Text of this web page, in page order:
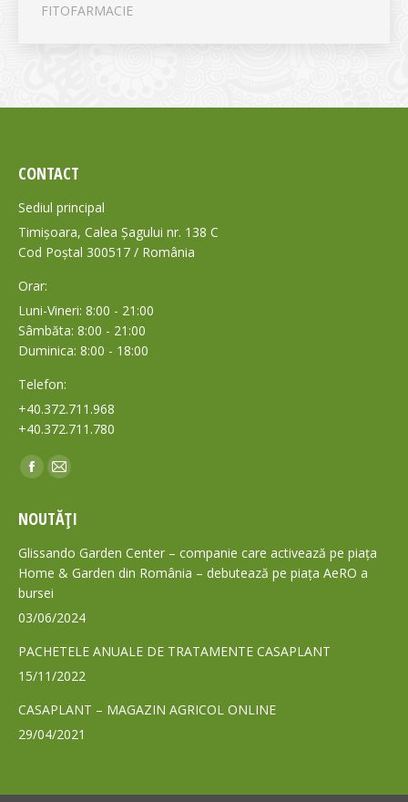
FITOFARMACIE
CONTACT
Sediul principal
Timișoara, Calea Șagului nr. 138 C
Cod Poștal 300517 / România
Orar:
Luni-Vineri: 8:00 - 21:00
Sâmbăta: 8:00 - 21:00
Duminica: 8:00 - 18:00
Telefon:
+40.372.711.968
+40.372.711.780
Find us on:
Facebook
opens
in
new
window
Mail
opens
in
new
NOUTĂȚI
Glissando Garden Center – companie care activează pe piața
Home & Garden din România – debutează pe piața AeRO a
bursei
03/06/2024
PACHETELE ANUALE DE TRATAMENTE CASAPLANT
15/11/2022
CASAPLANT – MAGAZIN AGRICOL ONLINE
29/04/2021